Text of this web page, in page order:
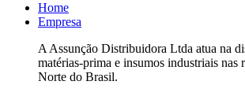
Home
Empresa
A Assunção Distribuidora Ltda atua na
matérias-prima e insumos industriais nas
Norte do Brasil.